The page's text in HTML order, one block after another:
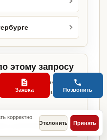
этому запросу
более широкий
региона без лишних
для бизнеса
корректно.
Отклонить Принять
Заявка Позвонить